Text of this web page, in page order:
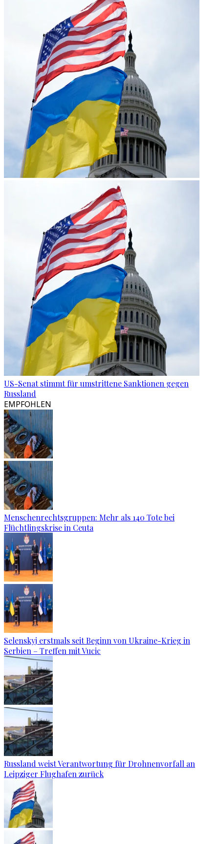
US-Senat stimmt für umstrittene Sanktionen gegen
Russland
EMPFOHLEN
Menschenrechtsgruppen: Mehr als 140 Tote bei
Flüchtlingskrise in Ceuta
Selenskyj erstmals seit Beginn von Ukraine-Krieg in
Serbien – Treffen mit Vucic
Russland weist Verantwortung für Drohnenvorfall an
Leipziger Flughafen zurück